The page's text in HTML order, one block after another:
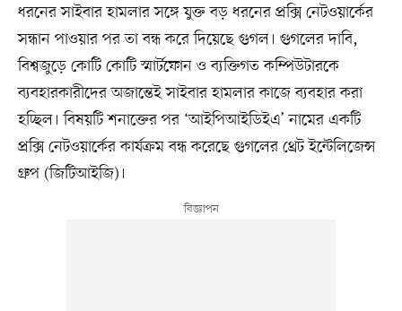
ধরনের সাইবার হামলার সঙ্গে যুক্ত বড় ধরনের প্রক্সি নেটওয়ার্কের
সন্ধান পাওয়ার পর তা বন্ধ করে দিয়েছে গুগল। গুগলের দাবি,
বিশ্বজুড়ে কোটি কোটি স্মার্টফোন ও ব্যক্তিগত কম্পিউটারকে
ব্যবহারকারীদের অজান্তেই সাইবার হামলার কাজে ব্যবহার করা
হচ্ছিল। বিষয়টি শনাক্তের পর ‘আইপিআইডিইএ’ নামের একটি
প্রক্সি নেটওয়ার্কের কার্যক্রম বন্ধ করেছে গুগলের থ্রেট ইন্টেলিজেন্স
গ্রুপ (জিটিআইজি)।